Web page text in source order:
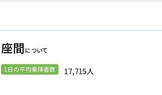
座間について
1日の平均乗降者数 17,715人